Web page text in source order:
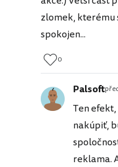
zlomek, kterému
spokojen...
0
Palsoft
Ten
nakúpiť,
reklama.